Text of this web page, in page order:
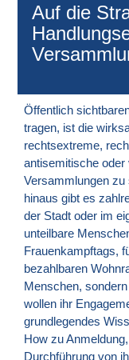
Auf die
Öffentlich
tragen, ist die
rechtsextreme,
antisemitische
Versammlungen zu
hinaus gibt es
der Stadt oder im
unteilbare
Frauenkampftags,
bezahlbaren
Menschen,
wollen ihr
grundlegendes
How zu
Durchführung von